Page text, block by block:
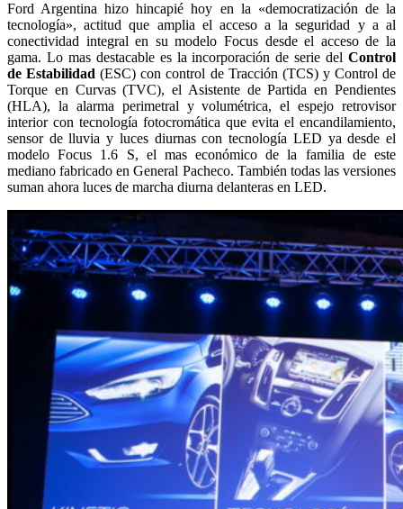
Ford Argentina hizo hincapié hoy en la «democratización de la
tecnología», actitud que amplia el acceso a la seguridad y a al
conectividad integral en su modelo Focus desde el acceso de la
gama. Lo mas destacable es la incorporación de serie del Control
de Estabilidad (ESC) con control de Tracción (TCS) y Control de
Torque en Curvas (TVC), el Asistente de Partida en Pendientes
(HLA), la alarma perimetral y volumétrica, el espejo retrovisor
interior con tecnología fotocromática que evita el encandilamiento,
sensor de lluvia y luces diurnas con tecnología LED ya desde el
modelo Focus 1.6 S, el mas económico de la familia de este
mediano fabricado en General Pacheco. También todas las versiones
suman ahora luces de marcha diurna delanteras en LED.